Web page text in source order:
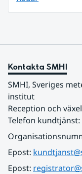
Kontakta SMHI
SMHI, Sveriges
institut
Reception och
Telefon kundtjänst:
Epost:
Epost: